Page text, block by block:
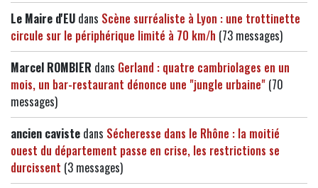
Le Maire d'EU dans Scène surréaliste à Lyon : une trottinette
circule sur le périphérique limité à 70 km/h (73 messages)
Marcel ROMBIER dans Gerland : quatre cambriolages en un
mois, un bar-restaurant dénonce une "jungle urbaine" (70
messages)
ancien caviste dans Sécheresse dans le Rhône : la moitié
ouest du département passe en crise, les restrictions se
durcissent (3 messages)